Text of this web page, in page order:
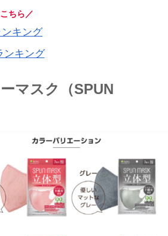
ちら／
ンキング
ンキング
マスク（SPUN